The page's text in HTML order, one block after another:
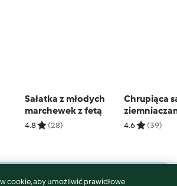
Sałatka z młodych
marchewek z fetą
4.8 (28)
Chrupiąca
ubijaną fetą
4.6 (39)
cookie, aby umożliwić prawidłowe